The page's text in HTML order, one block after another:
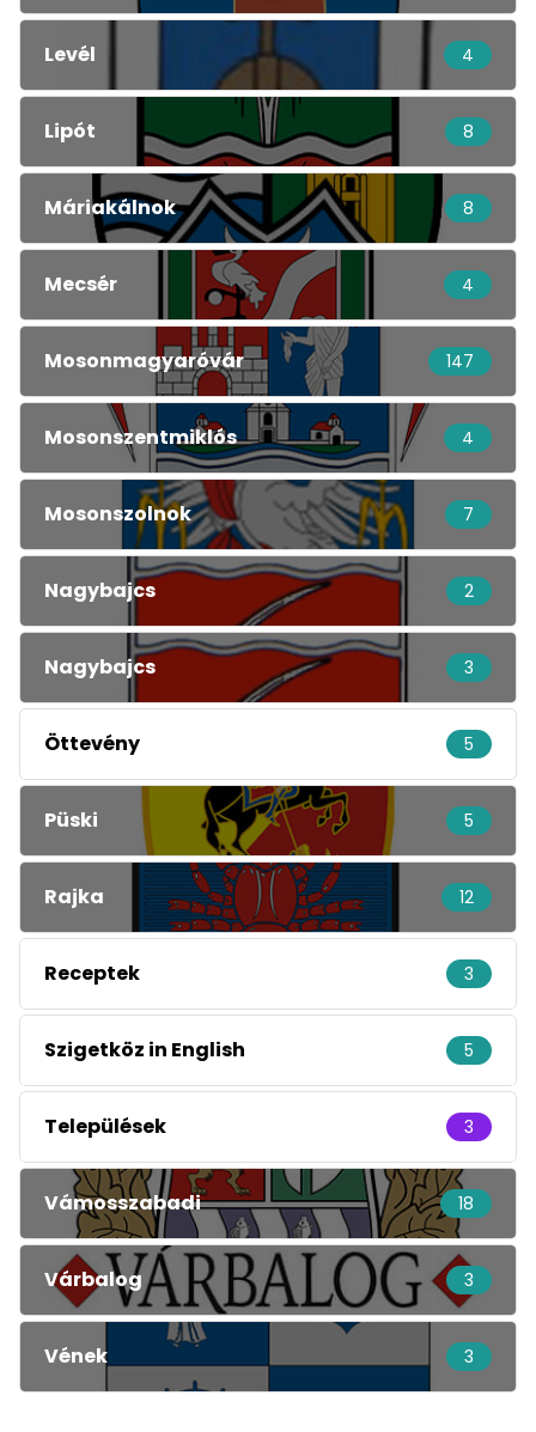
Levél 4
Lipót 8
Máriakálnok 8
Mecsér 4
Mosonmagyaróvár 147
Mosonszentmiklós 4
Mosonszolnok 7
Nagybajcs 2
Nagybajcs 3
Öttevény 5
Püski 5
Rajka 12
Receptek 3
Szigetköz in English 5
Települések 3
Vámosszabadi 18
Várbalog 3
Vének 3